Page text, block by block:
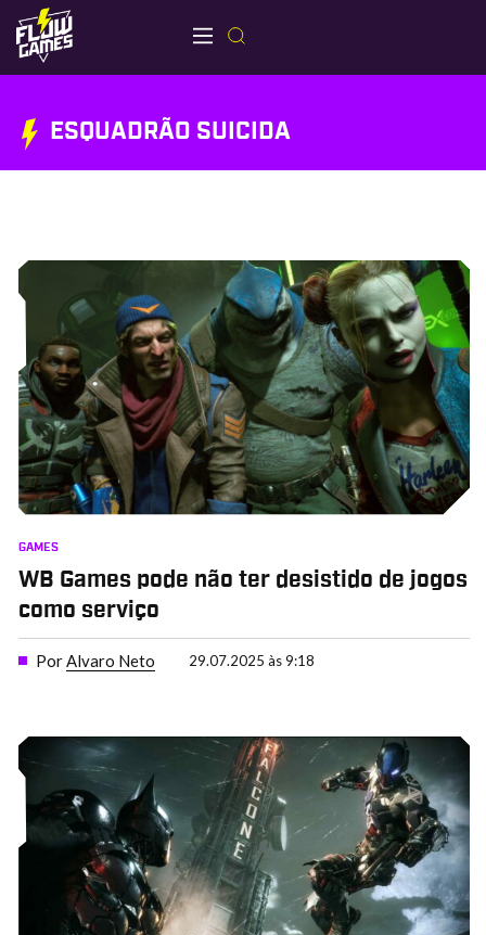
ESQUADRÃO SUICIDA
GAMES
WB Games pode não ter desistido de jogos
como serviço
PorAlvaro Neto 29.07.2025 às 9:18